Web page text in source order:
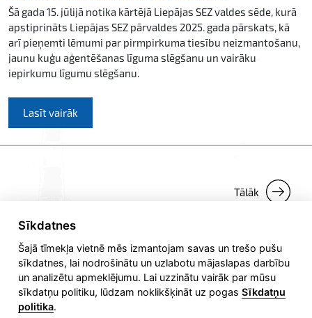
Šā gada 15. jūlijā notika kārtējā Liepājas SEZ valdes sēde, kurā
apstiprināts Liepājas SEZ pārvaldes 2025. gada pārskats, kā
arī pieņemti lēmumi par pirmpirkuma tiesību neizmantošanu,
jaunu kuģu aģentēšanas līguma slēgšanu un vairāku
iepirkumu līgumu slēgšanu.
Lasīt vairāk
Tālāk
Sīkdatnes
Šajā tīmekļa vietnē mēs izmantojam savas un trešo pušu
sīkdatnes, lai nodrošinātu un uzlabotu mājaslapas darbību
un analizētu apmeklējumu. Lai uzzinātu vairāk par mūsu
sīkdatņu politiku, lūdzam noklikšķināt uz pogas Sīkdatņu
politika.